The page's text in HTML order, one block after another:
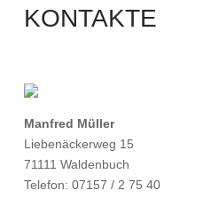
E.V.
KONTAKTE
Manfred Müller
Liebenäckerweg 15
71111 Waldenbuch
Telefon: 07157 / 2 75 40